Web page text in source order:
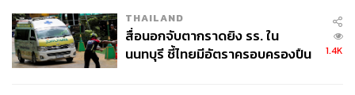
งานติดตามหนี้ที่ดีคืองานบริการลูกค้า เป็นเรื่องของการช่วย
ลูกค้าแก้ปัญหาทางการเงิน ไม่ใช่การเรียกเก็บเงิน พอกรอบ
ความคิดนี้ชัดและฝังแน่นในทีมแล้ว การเลือกเทคโนโลยีก็จะ
ชัดตามมาเอง” Siva ย้ำ
THAILAND
สื่อนอกจับตากราดยิง รร. ใน
นนทบุรี ชี้ไทยมีอัตราครอบครองปืน
1.4K